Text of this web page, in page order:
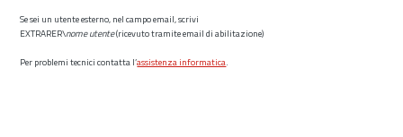
Se sei un utente esterno, nel campo email, scrivi
EXTRARER\nome utente(ricevuto tramite email di abilitazione)
Per problemi tecnici contatta l’assistenza informatica.